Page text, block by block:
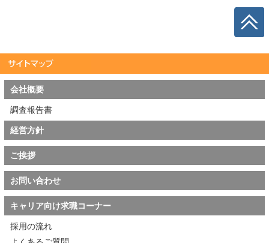
会社概要
調査報告書
経営方針
ご挨拶
お問い合わせ
キャリア向け求職コーナー
採用の流れ